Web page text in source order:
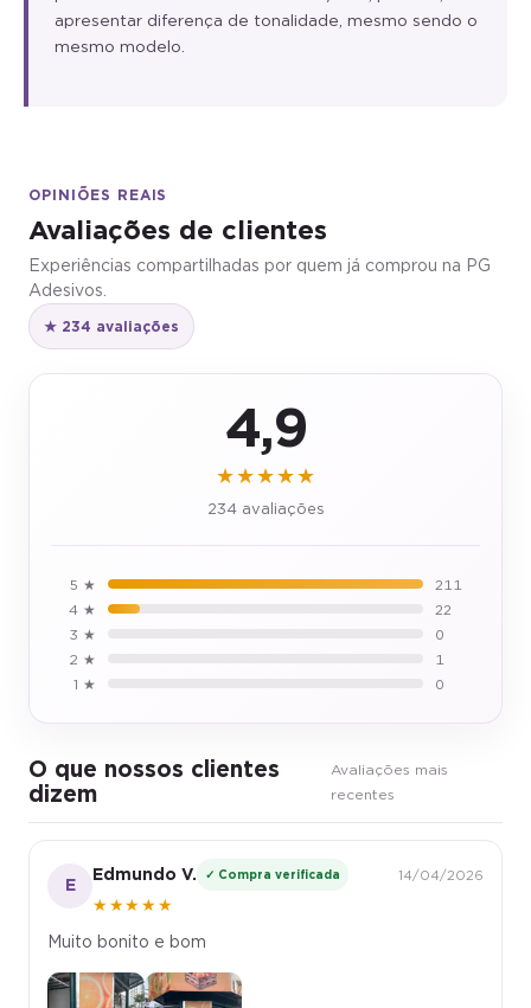
apresentar diferença de tonalidade, mesmo sendo o
mesmo modelo.
OPINIÕES REAIS
Avaliações de clientes
Experiências compartilhadas por quem já comprou na PG
Adesivos.
★ 234 avaliações
4,9
★★★★★
234 avaliações
O que nossos clientes
dizem
E
Edmundo V.
★★★★★
14/04/2026
Muito bonito e bom